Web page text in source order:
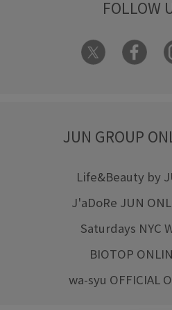
FOLLOW
JUN GROUP
Life&Beauty by
J'aDoRe JUN
Saturdays NYC
BIOTOP
wa-syu OFFICIAL